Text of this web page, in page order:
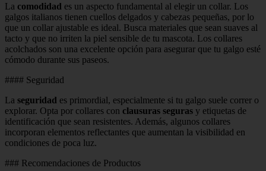
La comodidad es un aspecto fundamental al elegir un collar. Los
galgos italianos tienen cuellos delgados y cabezas pequeñas, por lo
que un collar ajustable es ideal. Busca materiales que sean suaves al
tacto y que no irriten la piel sensible de tu mascota. Los collares
acolchados son una excelente opción para asegurar que tu galgo esté
cómodo durante sus paseos.
#### Seguridad
La seguridad es primordial, especialmente si tu galgo suele correr o
explorar. Opta por collares con clausuras seguras y etiquetas de
identificación que sean resistentes. Además, algunos collares
incorporan elementos reflectantes que aumentan la visibilidad en
condiciones de poca luz.
### Recomendaciones de Productos